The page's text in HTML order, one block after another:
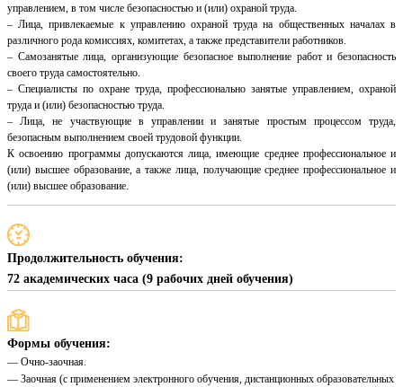
управлением, в том числе безопасностью и (или) охраной труда.
– Лица, привлекаемые к управлению охраной труда на общественных началах в
различного рода комиссиях, комитетах, а также представители работников.
– Самозанятые лица, организующие безопасное выполнение работ и безопасность
своего труда самостоятельно.
– Специалисты по охране труда, профессионально занятые управлением, охраной
труда и (или) безопасностью труда.
– Лица, не участвующие в управлении и занятые простым процессом труда,
безопасным выполнением своей трудовой функции.
К освоению программы допускаются лица, имеющие среднее профессиональное и
(или) высшее образование, а также лица, получающие среднее профессиональное и
(или) высшее образование.
Продолжительность обучения:
72 академических часа (9 рабочих дней обучения)
Формы обучения:
— Очно-заочная.
— Заочная (с применением электронного обучения, дистанционных образовательных